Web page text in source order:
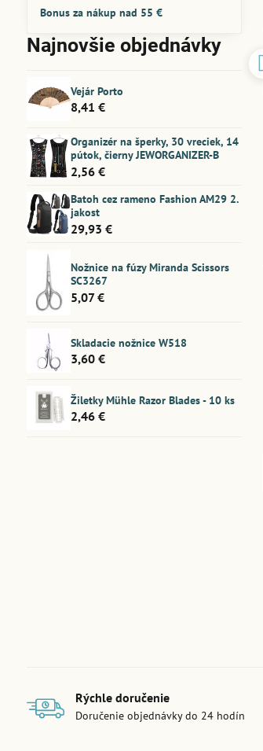
Bonus za nákup nad 55 €
Najnovšie objednávky
Vejár Porto
8,41 €
Organizér na šperky, 30 vreciek, 14
pútok, čierny JEWORGANIZER-B
2,56 €
Batoh cez rameno Fashion AM29 2.
jakost
29,93 €
Nožnice na fúzy Miranda Scissors
SC3267
5,07 €
Skladacie nožnice W518
3,60 €
Žiletky Mühle Razor Blades - 10 ks
2,46 €
Rýchle doručenie
Doručenie objednávky do 24 hodín